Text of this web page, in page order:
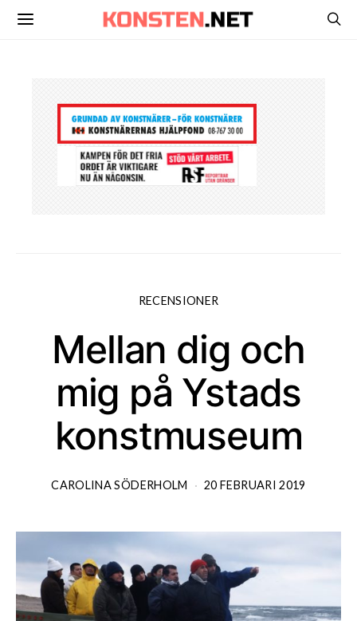
RECENSIONER
Mellan dig och
mig på Ystads
konstmuseum
CAROLINA SÖDERHOLM 20 FEBRUARI 2019